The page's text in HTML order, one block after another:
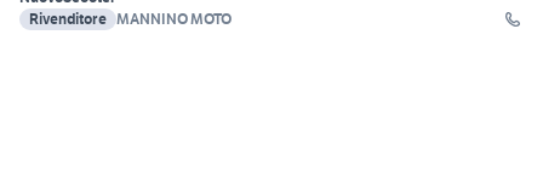
Rivenditore MANNINO MOTO